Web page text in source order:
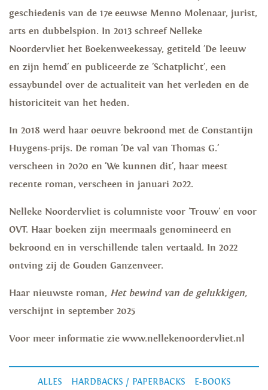
geschiedenis van de 17e eeuwse Menno Molenaar, jurist,
arts en dubbelspion. In 2013 schreef Nelleke
Noordervliet het Boekenweekessay, getiteld 'De leeuw
en zijn hemd' en publiceerde ze 'Schatplicht', een
essaybundel over de actualiteit van het verleden en de
historiciteit van het heden.
In 2018 werd haar oeuvre bekroond met de Constantijn
Huygens-prijs. De roman 'De val van Thomas G.'
verscheen in 2020 en 'We kunnen dit', haar meest
recente roman, verscheen in januari 2022.
Nelleke Noordervliet is columniste voor 'Trouw' en voor
OVT. Haar boeken zijn meermaals genomineerd en
bekroond en in verschillende talen vertaald. In 2022
ontving zij de Gouden Ganzenveer.
Haar nieuwste roman, Het bewind van de gelukkigen,
verschijnt in september 2025
Voor meer informatie zie www.nellekenoordervliet.nl
ALLES HARDBACKS / PAPERBACKS
E-BOOKS